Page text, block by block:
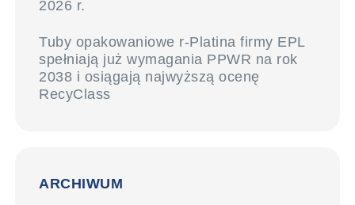
2026 r.
Tuby opakowaniowe r-Platina firmy EPL
spełniają już wymagania PPWR na rok
2038 i osiągają najwyższą ocenę
RecyClass
ARCHIWUM